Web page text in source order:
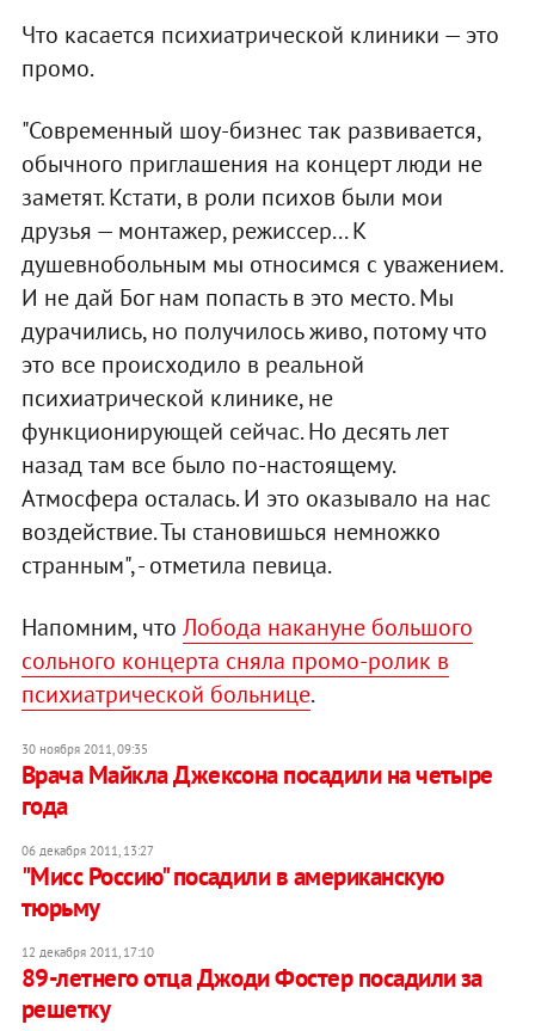
Что касается психиатрической клиники — это
промо.
"Современный шоу-бизнес так развивается,
обычного приглашения на концерт люди не
заметят. Кстати, в роли психов были мои
друзья — монтажер, режиссер... К
душевнобольным мы относимся с уважением.
И не дай Бог нам попасть в это место. Мы
дурачились, но получилось живо, потому что
это все происходило в реальной
психиатрической клинике, не
функционирующей сейчас. Но десять лет
назад там все было по-настоящему.
Атмосфера осталась. И это оказывало на нас
воздействие. Ты становишься немножко
странным", - отметила певица.
Напомним, что Лобода накануне большого
сольного концерта сняла промо-ролик в
психиатрической больнице.
30 ноября 2011, 09:35
Врача Майкла Джексона посадили на четыре
года
06 декабря 2011, 13:27
"Мисс Россию" посадили в американскую
тюрьму
12 декабря 2011, 17:10
89-летнего отца Джоди Фостер посадили за
решетку